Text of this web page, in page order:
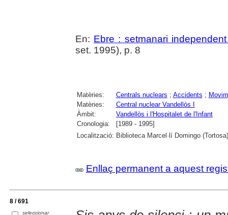
En: Ebre : setmanari
set. 1995), p. 8
Matèries: Centrals nuclears ; Accidents ;
Matèries:
Central nuclear Vandellòs I
Àmbit:
Vandellòs i l'Hospitalet de l'Infant
Cronologia:
[1989 - 1995]
Localització: Biblioteca Marcel·lí Domingo (Tortosa)
Enllaç permanent a aquest
8 / 691
seleccionar